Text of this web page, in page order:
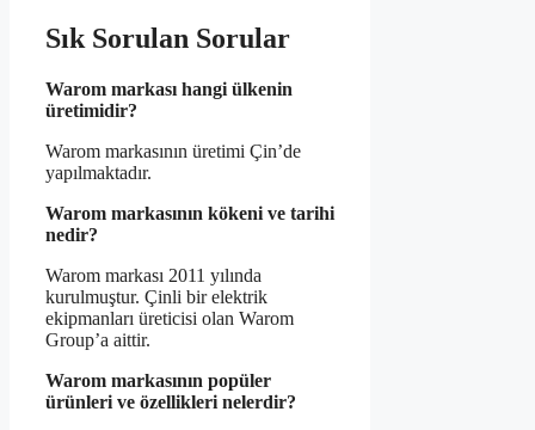
Sık Sorulan Sorular
Warom markası hangi ülkenin
üretimidir?
Warom markasının üretimi Çin’de
yapılmaktadır.
Warom markasının kökeni ve tarihi
nedir?
Warom markası 2011 yılında
kurulmuştur. Çinli bir elektrik
ekipmanları üreticisi olan Warom
Group’a aittir.
Warom markasının popüler
ürünleri ve özellikleri nelerdir?